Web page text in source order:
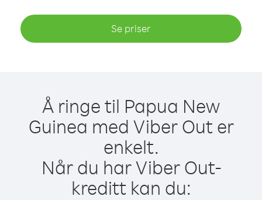
Se priser
Å ringe til Papua New
Guinea med Viber Out er
enkelt.
Når du har Viber Out-
kreditt kan du: